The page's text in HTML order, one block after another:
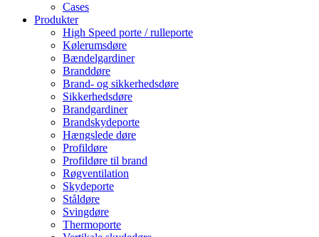
Cases
Produkter
High Speed porte / rulleporte
Kølerumsdøre
Bændelgardiner
Branddøre
Brand- og sikkerhedsdøre
Sikkerhedsdøre
Brandgardiner
Brandskydeporte
Hængslede døre
Profildøre
Profildøre til brand
Røgventilation
Skydeporte
Ståldøre
Svingdøre
Thermoporte